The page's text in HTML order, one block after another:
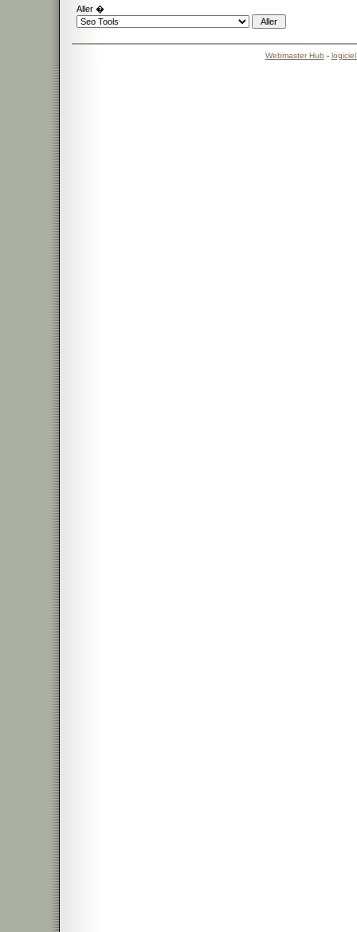
Aller �
Webmaster Hub -